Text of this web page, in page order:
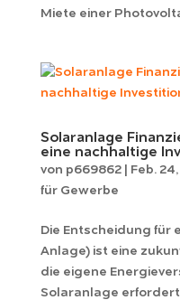
Miete einer
Solaranlage
eine nachhaltige
von p669862| Feb.
für Gewerbe
Die Entscheidung für
Anlage) ist eine
die eigene
Solaranlage